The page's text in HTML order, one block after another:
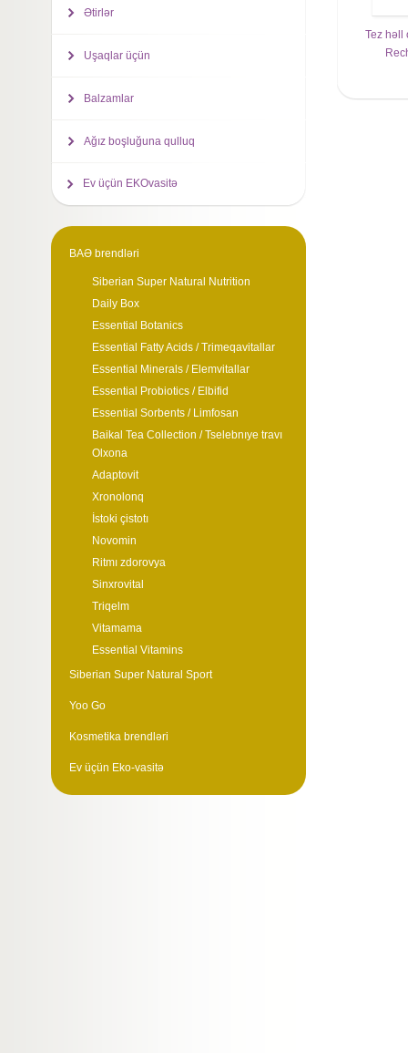
Tez həll
Ətirlər
Uşaqlar üçün
Balzamlar
Ağız boşluğuna qulluq
Ev üçün EKOvasitə
BAƏ brendləri
Siberian Super Natural Nutrition
Daily Box
Essential Botanics
Essential Fatty Acids / Trimeqavitallar
Essential Minerals / Elemvitallar
Essential Probiotics / Elbifid
Essential Sorbents / Limfosan
Baikal Tea Collection / Tselebnıye travı
Olxona
Adaptovit
Xronolonq
İstoki çistotı
Novomin
Ritmı zdorovya
Sinxrovital
Triqelm
Vitamama
Essential Vitamins
Siberian Super Natural Sport
Yoo Go
Kosmetika brendləri
Ev üçün Eko-vasitə